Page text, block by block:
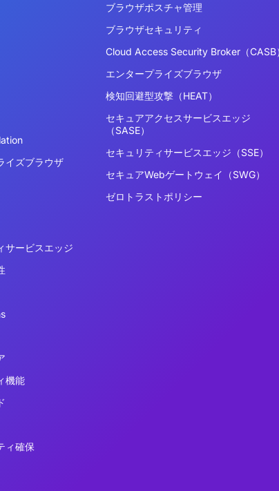
イズブラウザ
サービスエッジ
機能
ィ確保
ブラウザポスチャ管理
ブラウザセキュリティ
Cloud Access Security Broker（CASB
エンタープライズブラウザ
検知回避型攻撃（HEAT）
セキュアアクセスサービスエッジ
（SASE）
セキュリティサービスエッジ（SSE）
セキュアWebゲートウェイ（SWG）
ゼロトラストポリシー